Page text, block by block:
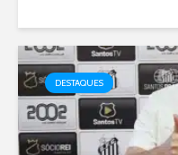
DESTAQUES